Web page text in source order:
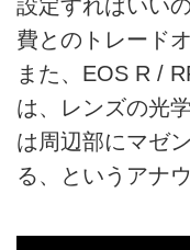
設定すればいい
費とのトレード
また、EOS R /
は、レンズの光
は周辺部にマゼ
る、というアナ